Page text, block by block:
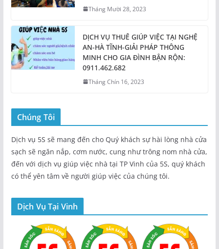
Tháng Mười 28, 2023
DỊCH VỤ THUÊ GIÚP VIỆC TẠI NGHỆ
AN-HÀ TĨNH-GIẢI PHÁP THÔNG
MINH CHO GIA ĐÌNH BẬN RỘN:
0911.462.682
Tháng Chín 16, 2023
Chúng Tôi
Dịch vụ 5S sẽ mang đến cho Quý khách sự hài lòng nhà cửa
sạch sẽ ngăn nắp, cơm nước, cung như trông nom nhà cửa,
đến với dịch vụ giúp việc nhà tại TP Vinh của 5S, quý khách
có thể yên tâm về người giúp việc của chúng tôi.
Dịch Vụ Tại Vinh